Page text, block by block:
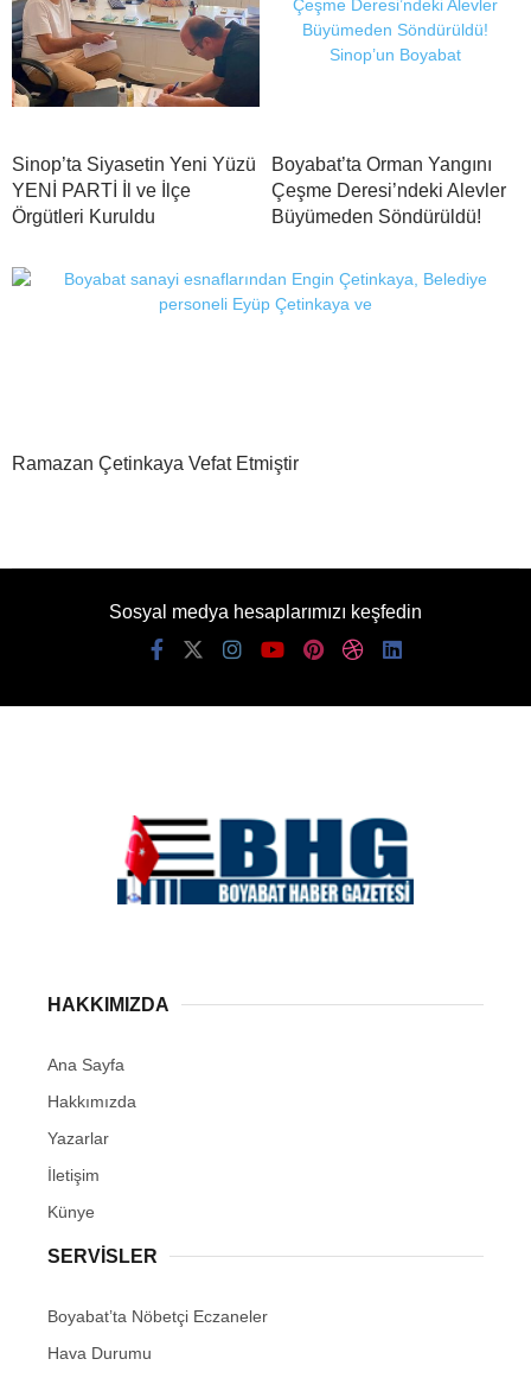
Sinop’ta Siyasetin Yeni Yüzü
YENİ PARTİ İl ve İlçe
Örgütleri Kuruldu
Boyabat’ta Orman Yangını
Çeşme Deresi’ndeki Alevler
Büyümeden Söndürüldü!
Ramazan Çetinkaya Vefat Etmiştir
Sosyal medya hesaplarımızı keşfedin
HAKKIMIZDA
Ana Sayfa
Hakkımızda
Yazarlar
İletişim
Künye
SERVISLER
Boyabat’ta Nöbetçi Eczaneler
Hava Durumu